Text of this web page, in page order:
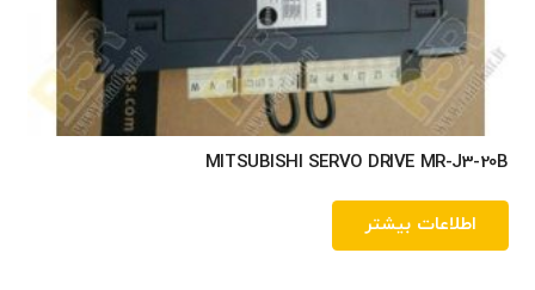
MITSUBISHI SERVO DRIVE MR-J3-20B
اطلاعات بیشتر